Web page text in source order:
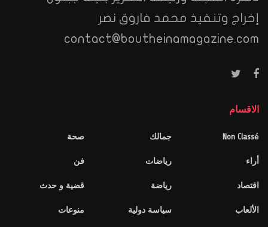
إخراج وتنفيذ محمد فاروق نصر
contact@boutheinamagazine.com
الاقسام
Non Classé
أراء
اقتصاد
الألعاب
جمالك
رياضات
رياضة
سياسة دولية
صحة
فن
قضية و حدث
منوعات